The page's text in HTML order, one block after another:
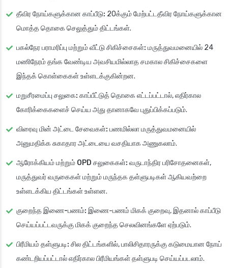
தீவிர நோய்களுக்கான காப்பீடு: 20க்கும் மேற்பட்டதீவிர நோய்களுக்கான
மொத்த தொகை செலுத்தும் திட்டங்கள்.
பகல்நேர பராமரிப்பு மற்றும் வீட்டு சிகிச்சைகள்: மருத்துவமனையில் 24
மணிநேரம் தங்க வேண்டிய அவசியமில்லாத சமகால சிகிச்சைகளை
இந்தக் கொள்கைகள் உள்ளடக்குகின்றன.
மறுசீரமைப்பு சலுகை: காப்பீட்டுத் தொகை எட்டப்பட்டால், எதிர்கால
கோரிக்கைகளைச் செய்ய அது தானாகவே புதுப்பிக்கப்படும்.
விரைவு மின் அட்டை சேவைகள்: பணமில்லா மருத்துவமனையில்
அனுமதிக்க சுகாதார அட்டையை வசதியாக அணுகலாம்.
ஆரோக்கியம் மற்றும் OPD சலுகைகள்: வருடாந்திர பரிசோதனைகள்,
மருத்துவர் வருகைகள் மற்றும் மருந்தக தள்ளுபடிகள் ஆகியவற்றை
உள்ளடக்கிய திட்டங்கள் உள்ளன.
குறைந்த இணை-பணம்: இணை-பணம் மிகக் குறைவு, இதனால் காப்பீடு
செய்யப்பட்டவருக்கு மிகக் குறைந்த செலவினங்களே ஏற்படும்.
பிரீமியம் தள்ளுபடி: சில திட்டங்களில், பாலிசிதாரருக்கு கடுமையான நோய்
கண்டறியப்பட்டால் எதிர்கால பிரீமியங்கள் தள்ளுபடி செய்யப்படலாம்.